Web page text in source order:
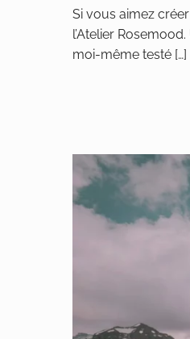
Si vous aimez
l’Atelier
moi-même testé […]